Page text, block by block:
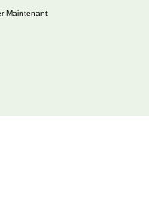
Maintenant